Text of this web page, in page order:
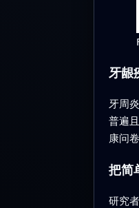
牙龈
牙周
普遍
康问
把简
研究